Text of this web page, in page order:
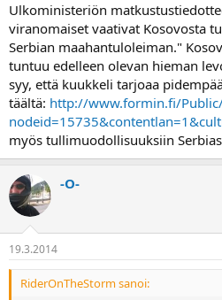
Ulkoministeriön
viranomaiset vaativat Kosovosta
Serbian maahantuloleiman."
tuntuu edelleen olevan hieman
syy, että kuukkeli tarjoaa
täältä: http://www.formin.fi/
myös tullimuodollisuuksiin
-O-
19.3.2014
RiderOnTheStorm sanoi: